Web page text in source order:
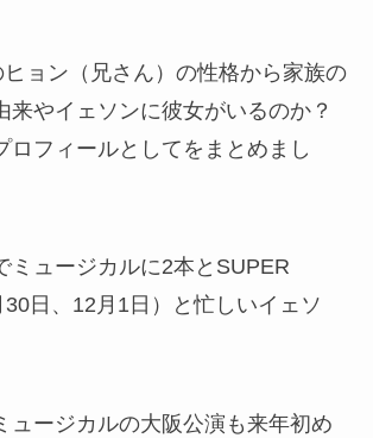
ョン（兄さん）の性格から家族の
来やイェソンに彼女がいるのか？
ロフィールとしてをまとめまし
ミュージカルに2本とSUPER
日、12月1日）と忙しいイェソ
ュージカルの大阪公演も来年初め